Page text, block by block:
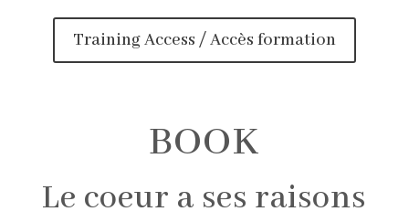
Training Access / Accès formation
BOOK
Le coeur a ses raisons